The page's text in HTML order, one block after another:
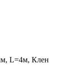
L=4м, Клен